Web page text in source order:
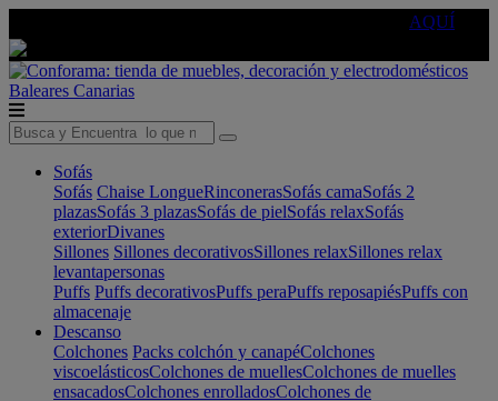
AQUÍ
Baleares Canarias
Sofás
Sofás Chaise LongueRinconerasSofás camaSofás 2
plazasSofás 3 plazasSofás de pielSofás relaxSofás
exteriorDivanes
Sillones Sillones decorativosSillones relaxSillones relax
levantapersonas
Puffs Puffs decorativosPuffs peraPuffs reposapiésPuffs con
almacenaje
Descanso
Colchones Packs colchón y canapéColchones
viscoelásticosColchones de muellesColchones de muelles
ensacadosColchones enrolladosColchones de